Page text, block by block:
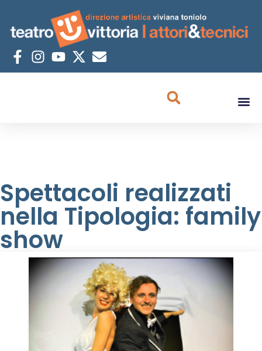
Spettacoli realizzati
nella Tipologia: family
show